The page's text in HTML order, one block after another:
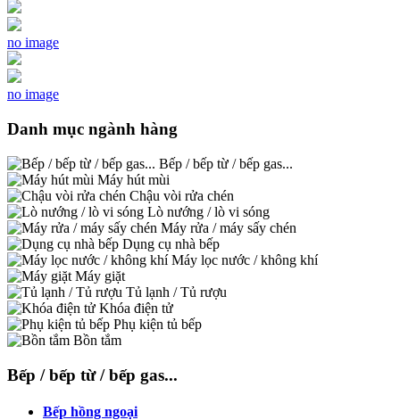
no image
no image
Danh mục ngành hàng
Bếp / bếp từ / bếp gas...
Máy hút mùi
Chậu vòi rửa chén
Lò nướng / lò vi sóng
Máy rửa / máy sấy chén
Dụng cụ nhà bếp
Máy lọc nước / không khí
Máy giặt
Tủ lạnh / Tủ rượu
Khóa điện tử
Phụ kiện tủ bếp
Bồn tắm
Bếp / bếp từ / bếp gas...
Bếp hồng ngoại